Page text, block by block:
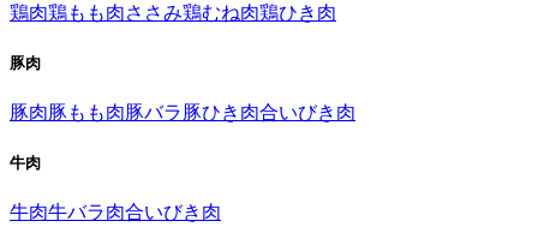
鶏肉鶏もも肉ささみ鶏むね肉鶏ひき肉
豚肉
豚肉豚もも肉豚バラ豚ひき肉合いびき肉
牛肉
牛肉牛バラ肉合いびき肉